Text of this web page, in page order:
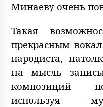
Минаеву очень
Такая
прекрасным
пародиста,
на мысль
композиций
используя